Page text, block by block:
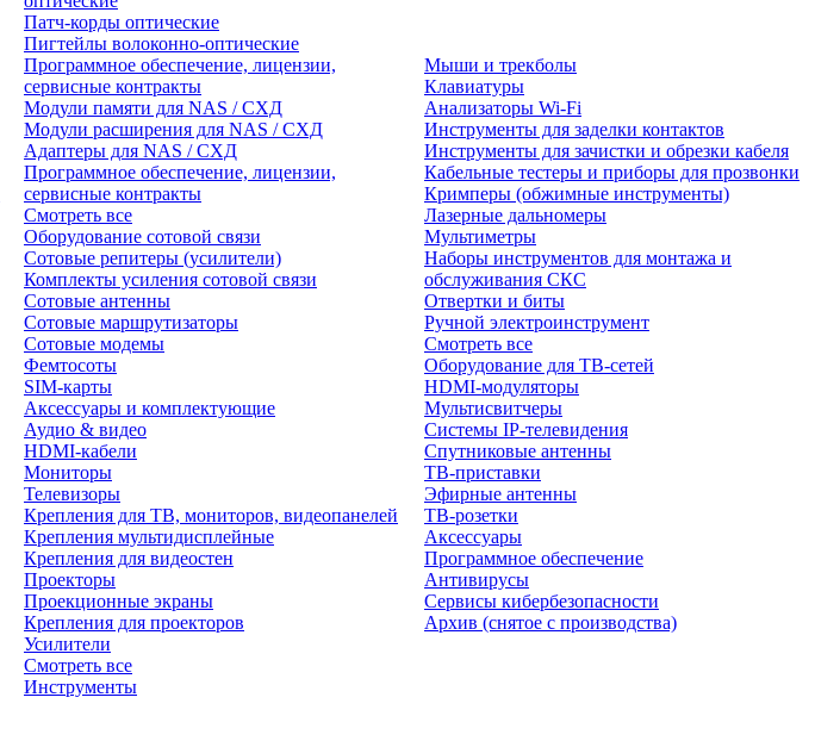
Патч-корды оптические
Пигтейлы волоконно-оптические
Программное обеспечение, лицензии,
сервисные контракты
Мыши и трекболы
Клавиатуры
Модули памяти для NAS / СХД
Модули расширения для NAS / СХД
Адаптеры для NAS / СХД
Программное обеспечение, лицензии,
сервисные контракты
Смотреть все
Оборудование сотовой связи
Сотовые репитеры (усилители)
Комплекты усиления сотовой связи
Сотовые антенны
Сотовые маршрутизаторы
Сотовые модемы
Фемтосоты
SIM-карты
Аксессуары и комплектующие
Аудио & видео
HDMI-кабели
Мониторы
Телевизоры
Крепления для ТВ, мониторов, видеопанелей
Крепления мультидисплейные
Крепления для видеостен
Проекторы
Проекционные экраны
Крепления для проекторов
Усилители
Смотреть все
Инструменты
Анализаторы Wi-Fi
Инструменты для заделки контактов
Инструменты для зачистки и обрезки кабеля
Кабельные тестеры и приборы для прозвонки
Кримперы (обжимные инструменты)
Лазерные дальномеры
Мультиметры
Наборы инструментов для монтажа и
обслуживания СКС
Отвертки и биты
Ручной электроинструмент
Смотреть все
Оборудование для ТВ-сетей
HDMI-модуляторы
Мультисвитчеры
Системы IP-телевидения
Спутниковые антенны
ТВ-приставки
Эфирные антенны
ТВ-розетки
Аксессуары
Программное обеспечение
Антивирусы
Сервисы кибербезопасности
Архив (снятое с производства)